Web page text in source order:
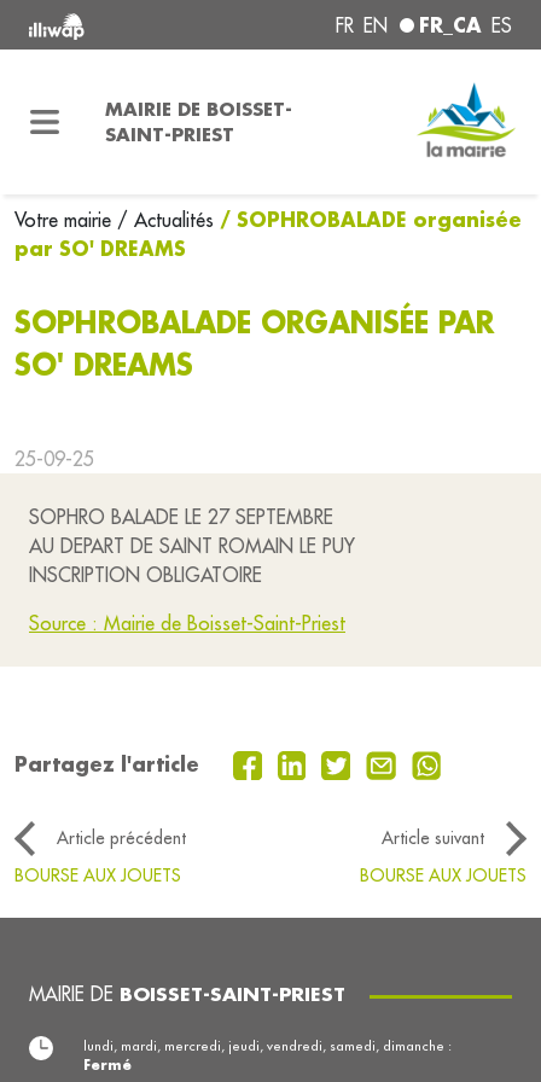
FR EN FR_CA ES
MAIRIE DE BOISSET-
SAINT-PRIEST
Votre mairie / Actualités / SOPHROBALADE organisée
par SO' DREAMS
SOPHROBALADE ORGANISÉE PAR
SO' DREAMS
25-09-25
SOPHRO BALADE LE 27 SEPTEMBRE
AU DEPART DE SAINT ROMAIN LE PUY
INSCRIPTION OBLIGATOIRE
Source : Mairie de Boisset-Saint-Priest
Partagez l'article
Article précédent
Article suivant
BOURSE AUX JOUETS
BOURSE AUX JOUETS
MAIRIE DE BOISSET-SAINT-PRIEST
lundi, mardi, mercredi, jeudi, vendredi, samedi, dimanche :
Fermé